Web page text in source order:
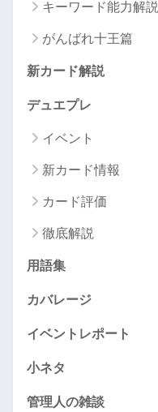
キーワード能力解説
がんばれ十王篇
新カード解説
デュエプレ
イベント
新カード情報
カード評価
徹底解説
用語集
カバレージ
イベントレポート
小ネタ
管理人の雑談